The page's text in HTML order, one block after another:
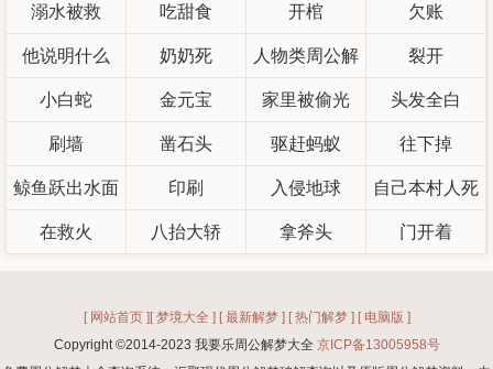
吵架
溺水被救 吃甜食 开棺 欠账
他说明什么 奶奶死 人物类周公解
梦
裂开
小白蛇 金元宝 家里被偷光 头发全白
刷墙 凿石头 驱赶蚂蚁 往下掉
鲸鱼跃出水面 印刷 入侵地球 自己本村人死
在救火 八抬大轿 拿斧头 门开着
[ 网站首页 ] [ 梦境大全 ] [ 最新解梦 ] [ 热门解梦 ] [ 电脑版 ]
Copyright ©2014-2023 我要乐周公解梦大全 京ICP备13005958号